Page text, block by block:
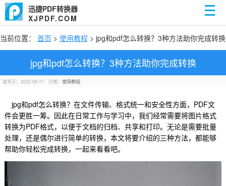
迅捷PDF转换器
XJPDF.COM
当前位置： 首页 > 使用教程 > jpg和pdf怎么转换？3种方法助你完成转换
jpg和pdf怎么转换？3种方法助你完成转换
发布于：2025-06-17 分类：使用教程
jpg和pdf怎么转换？在文件传输、格式统一和安全性方面，PDF文
件会更胜一筹。因此在日常工作与学习中，我们经常需要将图片格式
转换为PDF格式，以便于文档的归档、共享和打印。无论是需要批量
处理，还是偶尔进行简单的转换，本文将要介绍的三种方法，都能够
帮助你轻松完成转换，一起来看看吧。